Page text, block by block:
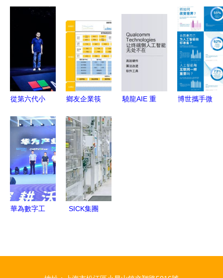
用軟件開發
驅動產業化
進程全面加
熾夢科技，
AI賦能陪伴
機器人開啟
智能新篇章
應用分析與
軟件開發趨
勢
新成員 德
國普羅名特
簽約智慧廣
場，聚焦人
工智能應用
軟件開發
從第六代小
能的未來
是替代者，
還是協作
者？
鄉友企業筷
FEC理念構
建互聯網生
態，引領人
工智能應用
軟件開發
驍龍AIE 重
博世攜手微
華為數字工
SICK集團